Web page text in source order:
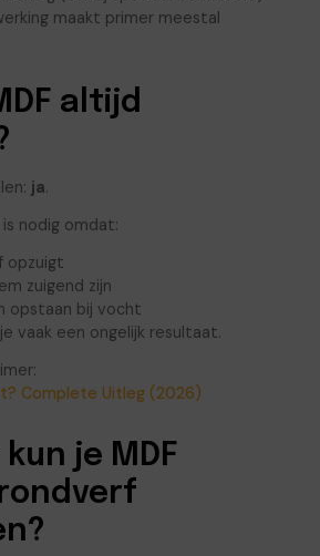
maakt primer meestal
altijd
ja.
nodig omdat:
opzuigt
zuigend zijn
opstaan bij vocht
vaak een ongelijk resultaat.
Complete Uitleg (2026)
je MDF